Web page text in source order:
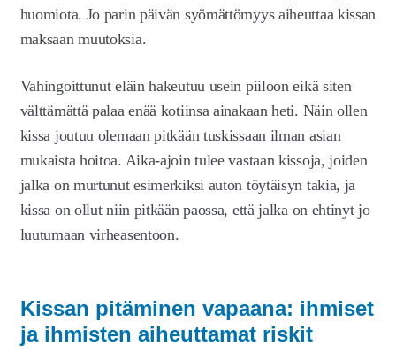
huomiota. Jo parin päivän syömättömyys aiheuttaa kissan
maksaan muutoksia.
Vahingoittunut eläin hakeutuu usein piiloon eikä siten
välttämättä palaa enää kotiinsa ainakaan heti. Näin ollen
kissa joutuu olemaan pitkään tuskissaan ilman asian
mukaista hoitoa. Aika-ajoin tulee vastaan kissoja, joiden
jalka on murtunut esimerkiksi auton töytäisyn takia, ja
kissa on ollut niin pitkään paossa, että jalka on ehtinyt jo
luutumaan virheasentoon.
Kissan pitäminen vapaana: ihmiset
ja ihmisten aiheuttamat riskit